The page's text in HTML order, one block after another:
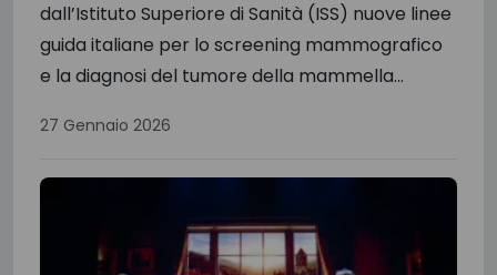
dall’Istituto Superiore di Sanità (ISS) nuove linee
guida italiane per lo screening mammografico
e la diagnosi del tumore della mammella...
27 Gennaio 2026